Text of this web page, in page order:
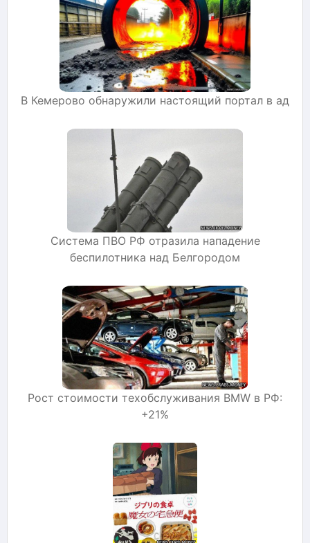
В Кемерово обнаружили настоящий портал в ад
Система ПВО РФ отразила нападение
беспилотника над Белгородом
Рост стоимости техобслуживания BMW в РФ:
+21%